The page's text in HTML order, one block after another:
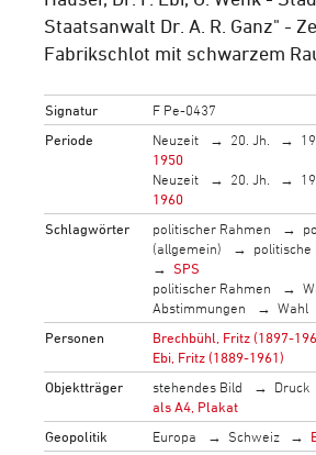
Staatsanwalt Dr. A. R. Ganz" -
Fabrikschlot mit schwarzem
Signatur
F Pe-0437
Periode
Neuzeit 20. Jh.
1950
Neuzeit
20. Jh.
1960
Schlagwörter
politischer Rahmen
(allgemein)
politische
SPS
politischer Rahmen
Abstimmungen
Wahl
Personen
Brechbühl, Fritz (1897-
Ebi, Fritz (1889-1961)
Objektträger
stehendes Bild Druck
als A4, Plakat
Geopolitik
Europa Schweiz